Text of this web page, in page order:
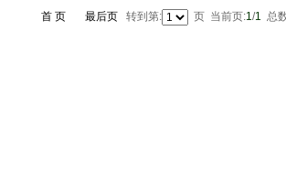
首 页 最后页转到第: 页 当前页:1/1 总